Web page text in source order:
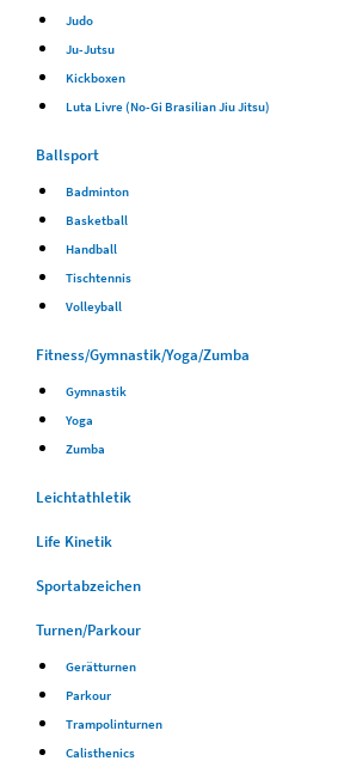
Judo
Ju-Jutsu
Kickboxen
Luta Livre (No-Gi Brasilian Jiu Jitsu)
Ballsport
Badminton
Basketball
Handball
Tischtennis
Volleyball
Fitness/Gymnastik/Yoga/Zumba
Gymnastik
Yoga
Zumba
Leichtathletik
Life Kinetik
Sportabzeichen
Turnen/Parkour
Gerätturnen
Parkour
Trampolinturnen
Calisthenics